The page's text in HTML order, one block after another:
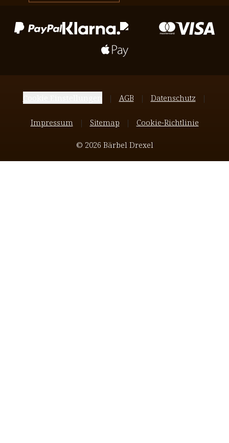
AGB Datenschutz
Impressum Sitemap Cookie-Richtlinie
© 2026 Bärbel Drexel